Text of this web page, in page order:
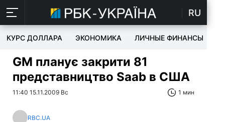
RU
КУРС ДОЛЛАРА ЭКОНОМИКА ЛИЧНЫЕ ФИНАНСЫ
GM планує закрити 81
представництво Saab в США
11:40 15.11.2009 Вс 1 мин
RBC.UA